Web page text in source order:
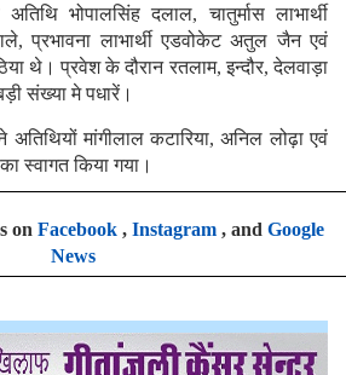
अतिथि भोपालसिंह दलाल, चातुर्मास लाभार्थी
प्रभावना लाभार्थी एडवोकेट अतुल जैन एवं
थे। प्रवेश के दौरान रतलाम, इन्दौर, देलवाड़ा
संख्या मे पधारें।
अतिथियों मांगीलाल कटारिया, अनिल लोढ़ा एवं
स्वागत किया गया।
on Facebook, Instagram, and Google
News